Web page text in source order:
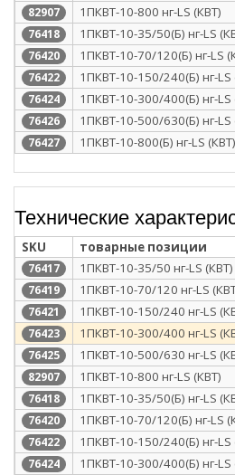
82907 1ПКВТ-10-800 нг-LS (КВТ)
76418 1ПКВТ-10-35/50(Б) нг-LS
76420 1ПКВТ-10-70/120(Б) нг-LS
76422 1ПКВТ-10-150/240(Б) нг-LS
76424 1ПКВТ-10-300/400(Б) нг-LS
76426 1ПКВТ-10-500/630(Б) нг-LS
76427 1ПКВТ-10-800(Б) нг-LS (КВТ)
Технические
SKU товарные позиции
76417 1ПКВТ-10-35/50 нг-LS (КВТ)
76419 1ПКВТ-10-70/120 нг-LS
76421 1ПКВТ-10-150/240 нг-LS
76423 1ПКВТ-10-300/400 нг-LS
76425 1ПКВТ-10-500/630 нг-LS
82907 1ПКВТ-10-800 нг-LS (КВТ)
76418 1ПКВТ-10-35/50(Б) нг-LS
76420 1ПКВТ-10-70/120(Б) нг-LS
76422 1ПКВТ-10-150/240(Б) нг-LS
76424 1ПКВТ-10-300/400(Б) нг-LS